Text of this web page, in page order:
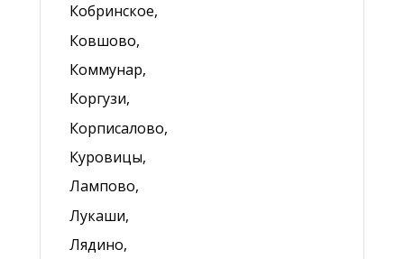
Кобринское,
Ковшово,
Коммунар,
Коргузи,
Корписалово,
Куровицы,
Лампово,
Лукаши,
Лядино,